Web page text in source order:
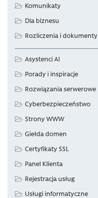
Komunikaty
Dla biznesu
Rozliczenia i dokumenty
Asystenci AI
Porady i inspiracje
Rozwiązania serwerowe
Cyberbezpieczeństwo
Strony WWW
Giełda domen
Certyfikaty SSL
Panel Klienta
Rejestracja usług
Usługi informatyczne